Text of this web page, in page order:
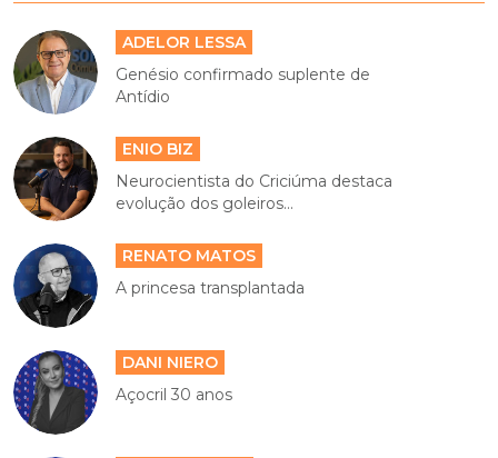
ADELOR LESSA
Genésio confirmado suplente de
Antídio
ENIO BIZ
Neurocientista do Criciúma destaca
evolução dos goleiros...
RENATO MATOS
A princesa transplantada
DANI NIERO
Açocril 30 anos